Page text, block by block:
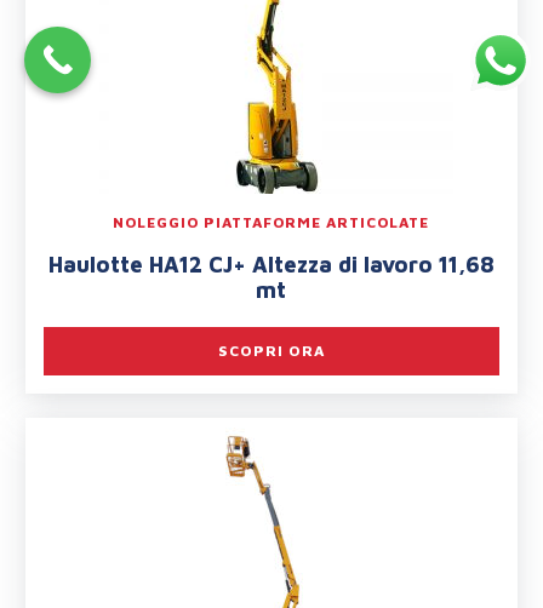
NOLEGGIO PIATTAFORME ARTICOLATE
Haulotte HA12 CJ+ Altezza di lavoro 11,68
mt
SCOPRI ORA